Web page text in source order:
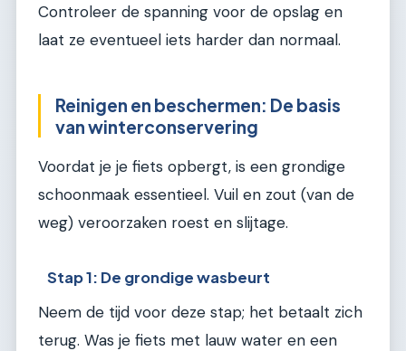
Controleer de spanning voor de opslag en
laat ze eventueel iets harder dan normaal.
Reinigen en beschermen: De basis
van winterconservering
Voordat je je fiets opbergt, is een grondige
schoonmaak essentieel. Vuil en zout (van de
weg) veroorzaken roest en slijtage.
Stap 1: De grondige wasbeurt
Neem de tijd voor deze stap; het betaalt zich
terug. Was je fiets met lauw water en een